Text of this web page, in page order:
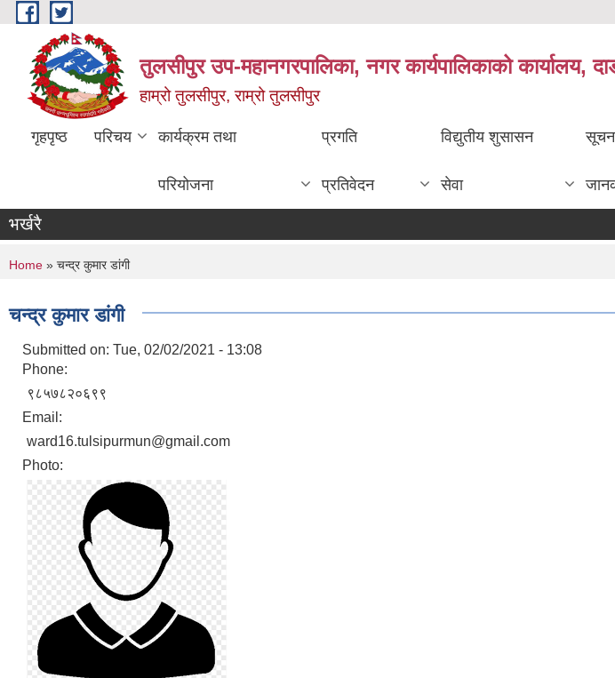
Skip to main content
तुलसीपुर उप-महानगरपालिका, नगर कार्यपालिकाको कार्यालय,
हाम्रो तुलसीपुर, राम्रो तुलसीपुर
गृहपृष्ठ परिचय कार्यक्रम तथा
परियोजना
प्रगति
प्रतिवेदन
विद्युतीय शुसासन
सेवा
भर्खरै
You are here
Home » चन्द्र कुमार डांगी
चन्द्र कुमार डांगी
Submitted on: Tue, 02/02/2021 - 13:08
Phone:
९८५७८२०६९९
Email:
ward16.tulsipurmun@gmail.com
Photo: